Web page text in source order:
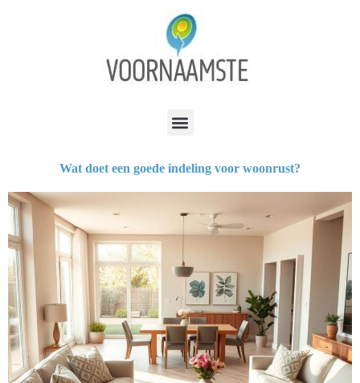
Wat doet een goede indeling voor woonrust?